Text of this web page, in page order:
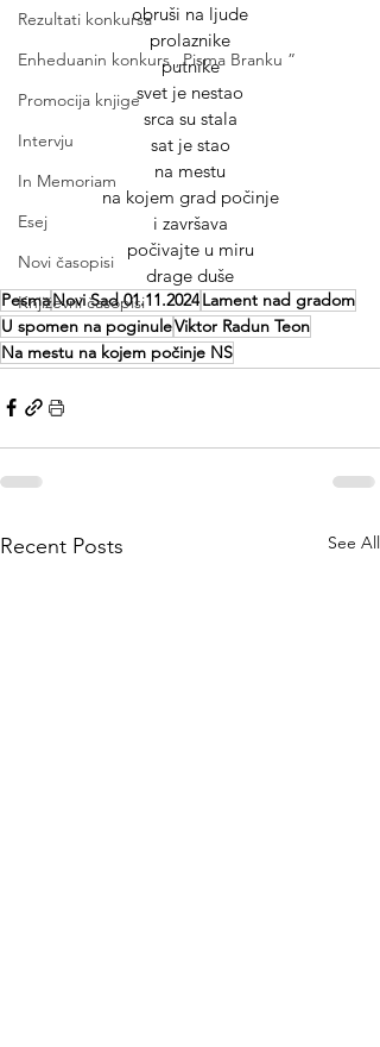
Rezultati konkursa
Enheduanin konkurs „Pisma Branku ”
Promocija knjige
Intervju
In Memoriam
Esej
Novi časopisi
Književni časopisi
obruši na ljude
prolaznike
putnike
svet je nestao
srca su stala
sat je stao
na mestu
na kojem grad počinje
i završava
počivajte u miru
drage duše
PesmaNovi Sad 01.11.2024Lament nad gradom
U spomen na poginuleViktor Radun Teon
Na mestu na kojem počinje NS
Recent Posts See All